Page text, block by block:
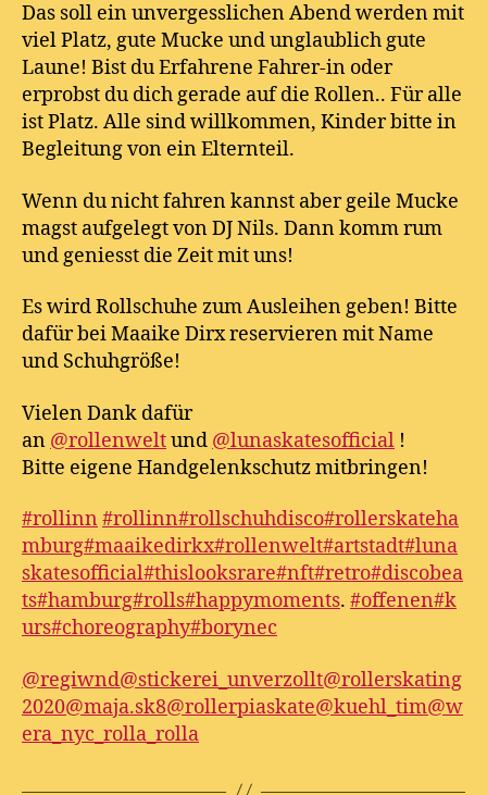
Das soll ein unvergesslichen Abend werden mit
viel Platz, gute Mucke und unglaublich gute
Laune! Bist du Erfahrene Fahrer-in oder
erprobst du dich gerade auf die Rollen.. Für alle
ist Platz. Alle sind willkommen, Kinder bitte in
Begleitung von ein Elternteil.
Wenn du nicht fahren kannst aber geile Mucke
magst aufgelegt von DJ Nils. Dann komm rum
und geniesst die Zeit mit uns!
Es wird Rollschuhe zum Ausleihen geben! Bitte
dafür bei Maaike Dirx reservieren mit Name
und Schuhgröße!
Vielen Dank dafür
an @rollenweltund @lunaskatesofficial !
Bitte eigene Handgelenkschutz mitbringen!
#rollinn #rollinn#rollschuhdisco#rollerskateha
mburg#maaikedirkx#rollenwelt#artstadt#luna
skatesofficial#thislooksrare#nft#retro#discobea
ts#hamburg#rolls#happymoments. #offenen#k
urs#choreography#borynec
@regiwnd@stickerei_unverzollt@rollerskating
2020@maja.sk8@rollerpiaskate@kuehl_tim@w
era_nyc_rolla_rolla